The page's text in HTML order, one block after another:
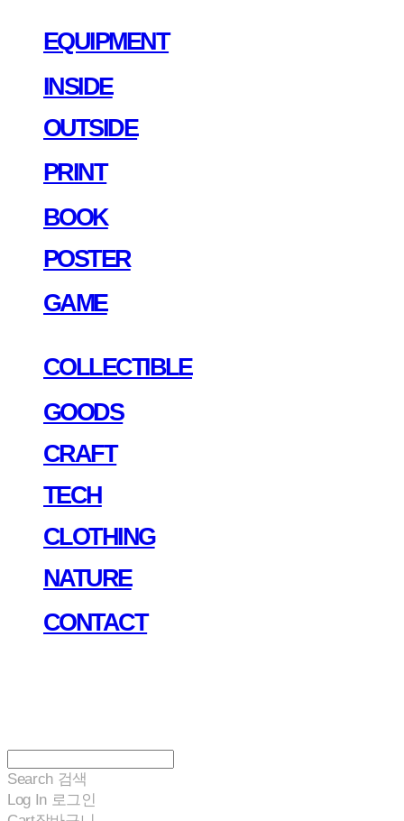
EQUIPMENT
INSIDE
OUTSIDE
PRINT
BOOK
POSTER
GAME
COLLECTIBLE
GOODS
CRAFT
TECH
CLOTHING
NATURE
CONTACT
Search 검색
Log In 로그인